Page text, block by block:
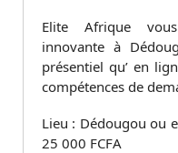
Elite Afrique
innovante à
présentiel qu’ en
compétences de
Lieu : Dédougou ou
25 000 FCFA